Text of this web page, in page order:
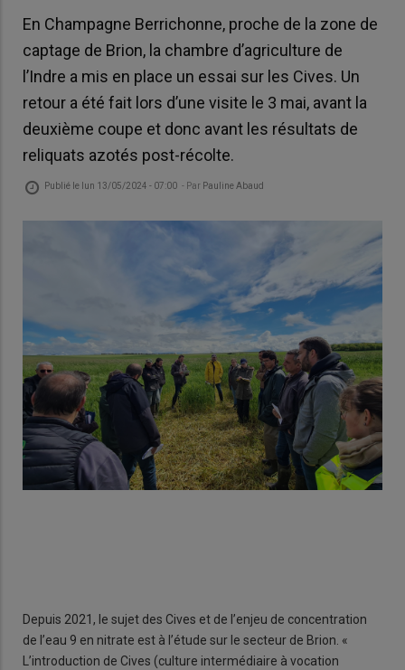
En Champagne Berrichonne, proche de la zone de
captage de Brion, la chambre d’agriculture de
l’Indre a mis en place un essai sur les Cives. Un
retour a été fait lors d’une visite le 3 mai, avant la
deuxième coupe et donc avant les résultats de
reliquats azotés post-récolte.
Publié le lun 13/05/2024 - 07:00 - Par Pauline Abaud
Depuis 2021, le sujet des Cives et de l’enjeu de concentration
de l’eau 9 en nitrate est à l’étude sur le secteur de Brion. «
L’introduction de Cives (culture intermédiaire à vocation